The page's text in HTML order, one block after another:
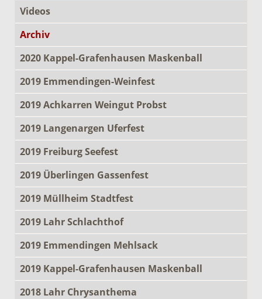
Videos
Archiv
2020 Kappel-Grafenhausen Maskenball
2019 Emmendingen-Weinfest
2019 Achkarren Weingut Probst
2019 Langenargen Uferfest
2019 Freiburg Seefest
2019 Überlingen Gassenfest
2019 Müllheim Stadtfest
2019 Lahr Schlachthof
2019 Emmendingen Mehlsack
2019 Kappel-Grafenhausen Maskenball
2018 Lahr Chrysanthema